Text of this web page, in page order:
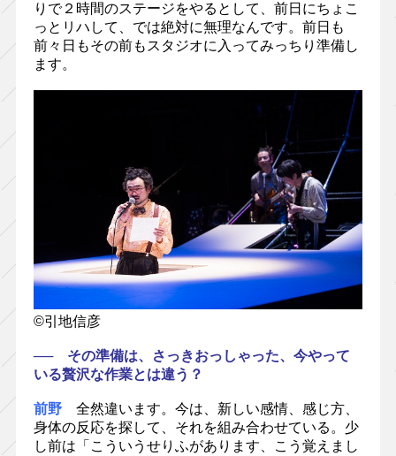
りで２時間のステージをやるとして、前日にちょこ
っとリハして、では絶対に無理なんです。前日も
前々日もその前もスタジオに入ってみっちり準備し
ます。
©引地信彦
── その準備は、さっきおっしゃった、今やって
いる贅沢な作業とは違う？
前野全然違います。今は、新しい感情、感じ方、
身体の反応を探して、それを組み合わせている。少
し前は「こういうせりふがあります、こう覚えまし